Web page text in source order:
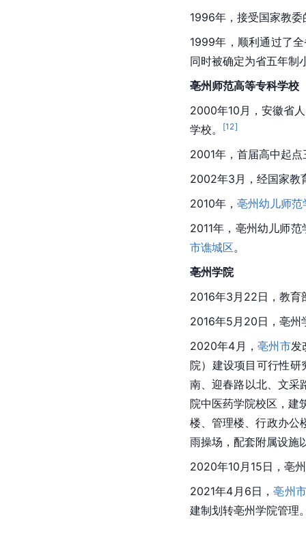
1996年，接受国家教
1999年，顺利通过了
同时被确定为省五年制
亳州师范高等专科学校
2000年10月，安徽省
学校。
[12]
2001年，首届高中起
2002年3月，经国家教
2010年， 亳州幼儿师范
2011年，亳州幼儿师
市谯城区。
亳州学院
2016年3月22日，教育
2016年5月20日，亳州
2020年4月，亳州市发
院）建设项目可行性研
南、迎春路以北、文采
院中医药学院校区，建
楼、管理楼、行政办公
雨操场，配套附属设施
2020年10月15日，亳
2021年4月6日，亳州
建制划转亳州学院管理